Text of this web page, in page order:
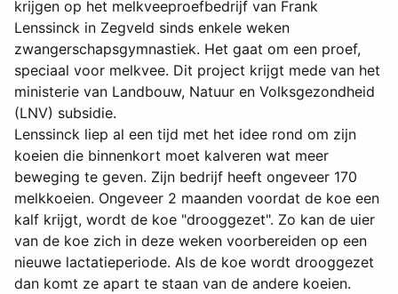
krijgen op het melkveeproefbedrijf van Frank
Lenssinck in Zegveld sinds enkele weken
zwangerschapsgymnastiek. Het gaat om een proef,
speciaal voor melkvee. Dit pro­ject krijgt mede van het
ministerie van Landbouw, Natuur en Volksgezondheid
(LNV) subsidie.
Lenssinck liep al een tijd met het idee rond om zijn
koeien die binnenkort moet kalveren wat meer
beweging te geven. Zijn bedrijf heeft ongeveer 170
melkkoeien. Ongeveer 2 maanden voordat de koe een
kalf krijgt, wordt de koe "drooggezet". Zo kan de uier
van de koe zich in deze weken voorbereiden op een
nieuwe lactatieperiode. Als de koe wordt drooggezet
dan komt ze apart te staan van de andere koeien.